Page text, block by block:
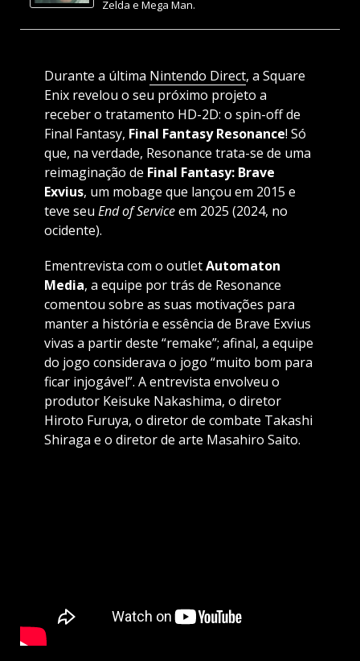
Zelda e Mega Man.
Durante a última Nintendo Direct, a Square
Enix revelou o seu próximo projeto a
receber o tratamento HD-2D: o spin-off de
Final Fantasy, Final Fantasy Resonance! Só
que, na verdade, Resonance trata-se de uma
reimaginação de Final Fantasy: Brave
Exvius, um mobage que lançou em 2015 e
teve seu End of Serviceem 2025 (2024, no
ocidente).
Ementrevista com o outletAutomaton
Media, a equipe por trás de Resonance
comentou sobre as suas motivações para
manter a história e essência de Brave Exvius
vivas a partir deste “remake”; afinal, a equipe
do jogo considerava o jogo “muito bom para
ficar injogável”. A entrevista envolveu o
produtor Keisuke Nakashima, o diretor
Hiroto Furuya, o diretor de combate Takashi
Shiraga e o diretor de arte Masahiro Saito.